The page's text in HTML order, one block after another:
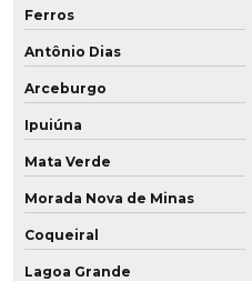
Ferros
Antônio Dias
Arceburgo
Ipuiúna
Mata Verde
Morada Nova de Minas
Coqueiral
Lagoa Grande